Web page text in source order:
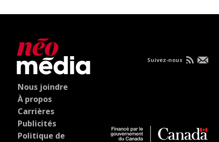
Nous joindre
À propos
Carrières
Publicités
Politique de
Suivez-nous